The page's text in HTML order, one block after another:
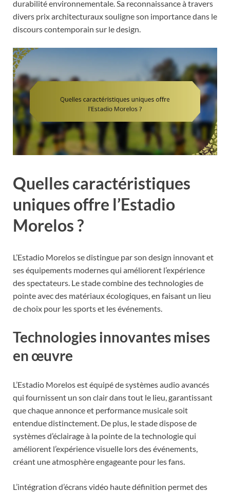
durabilité environnementale. Sa reconnaissance à travers
divers prix architecturaux souligne son importance dans le
discours contemporain sur le design.
Quelles caractéristiques
uniques offre l’Estadio
Morelos ?
L’Estadio Morelos se distingue par son design innovant et
ses équipements modernes qui améliorent l’expérience
des spectateurs. Le stade combine des technologies de
pointe avec des matériaux écologiques, en faisant un lieu
de choix pour les sports et les événements.
Technologies innovantes mises
en œuvre
L’Estadio Morelos est équipé de systèmes audio avancés
qui fournissent un son clair dans tout le lieu, garantissant
que chaque annonce et performance musicale soit
entendue distinctement. De plus, le stade dispose de
systèmes d’éclairage à la pointe de la technologie qui
améliorent l’expérience visuelle lors des événements,
créant une atmosphère engageante pour les fans.
L’intégration d’écrans vidéo haute définition permet des